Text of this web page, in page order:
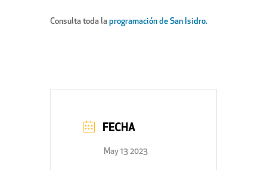
Consulta toda la programación de San Isidro.
FECHA
May 13 2023